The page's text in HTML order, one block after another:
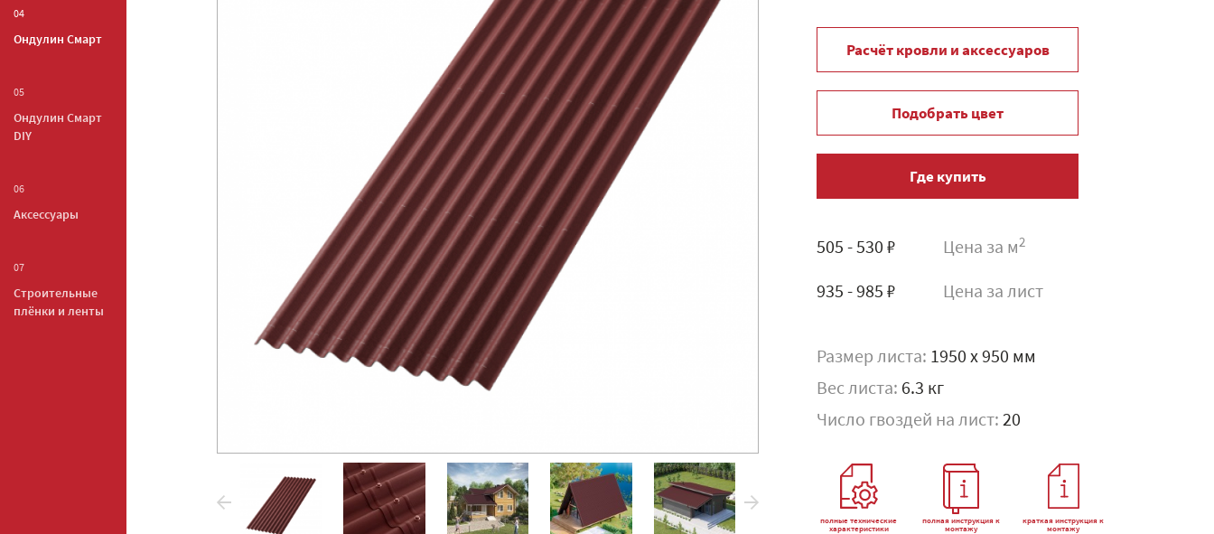
04
Ондулин Смарт
05
Ондулин Смарт
DIY
06
Аксессуары
07
Строительные
плёнки и ленты
Расчёт кровли и аксессуаров
Подобрать цвет
Где купить
505 - 530 ₽ Цена за м2
935 - 985 ₽ Цена за лист
Размер листа: 1950 x 950 мм
Вес листа: 6.3 кг
Число гвоздей на лист: 20
полные технические
характеристики
полная инструкция к
монтажу
краткая инструкция к
монтажу